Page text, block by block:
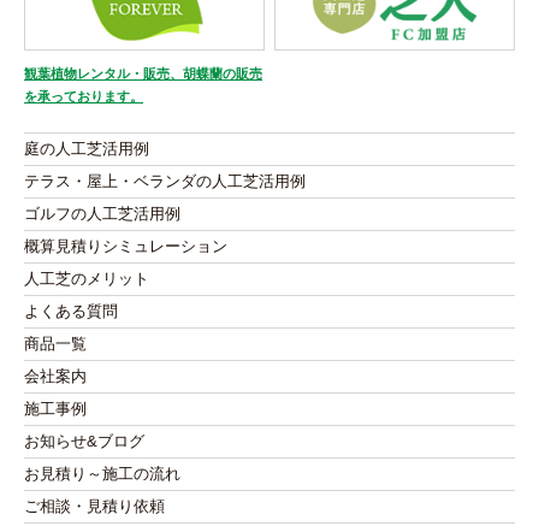
観葉植物レンタル・販売、胡蝶蘭の販売
を承っております。
庭の人工芝活用例
テラス・屋上・ベランダの人工芝活用例
ゴルフの人工芝活用例
概算見積りシミュレーション
人工芝のメリット
よくある質問
商品一覧
会社案内
施工事例
お知らせ&ブログ
お見積り～施工の流れ
ご相談・見積り依頼